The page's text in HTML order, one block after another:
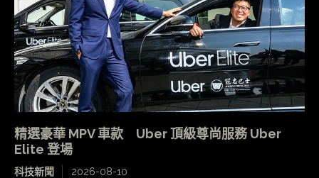
精選豪華 MPV 車款 Uber 頂級尊尚服務 Uber
Elite 登場
科技新聞 2026-08-10